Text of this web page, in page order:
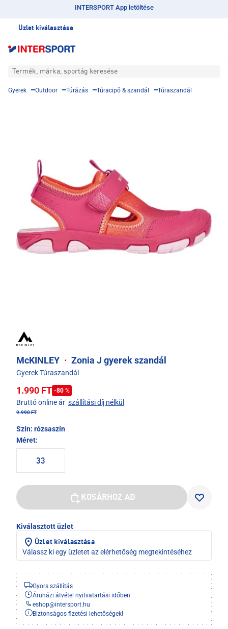
INTERSPORT App letöltése
Üzlet kiválasztása
Termék, márka, sportág keresése
Gyerek Outdoor Túrázás Túracipő & szandál Túraszandál
McKINLEY · Zonia J gyerek szandál
Gyerek Túraszandál
1.990 FT -80 %
Bruttó online ár szállítási díj nélkül
9.990 FT
Szín: rózsaszín
Méret:
33
KOSÁRHOZ AD
Kiválasztott üzlet
Üzlet kiválasztása
Válassz ki egy üzletet az elérhetőség megtekintéséhez
Gyors szállítás
Áruházi átvétel nyitvatartási időben
eshop@intersport.hu
Biztonságos fizetési lehetőségek!